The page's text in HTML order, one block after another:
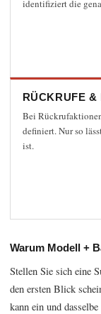
identifiziert die
RÜCKRUFE &
Bei
definiert. Nur so
ist.
Warum Modell +
Stellen Sie sich eine
den ersten Blick
kann ein und